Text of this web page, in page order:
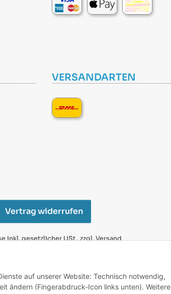
VERSANDARTEN
Vertrag widerrufen
inkl. gesetzlicher USt., zzgl.Versand
Warenzeichen u. Marken der jeweiligen
Sie dienen nur zur Verdeutlichung der
unserer Produkte mit den Produkten
auf unserer Website: Technisch notwendig,
ändern (Fingerabdruck-Icon links unten). Weitere